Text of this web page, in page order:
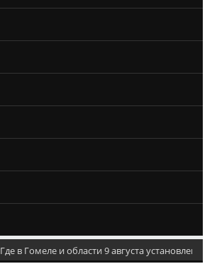
Где в Гомеле и области 9 августа установлены